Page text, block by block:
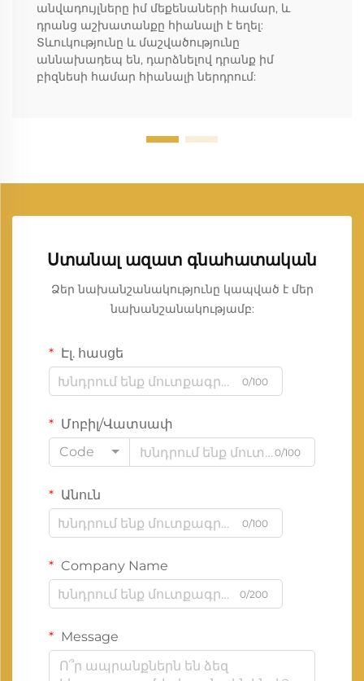
անվադույլները իմ մեքենաների համար, և
դրանց աշխատանքը հիանալի է եղել:
Տևուկությունը և մաշվածությունը
աննախադեպ են, դարձնելով դրանք իմ
բիզնեսի համար հիանալի ներդրում:
Ստանալ ազատ գնահատական
Ձեր նախանշանակությունը կապված է մեր
նախանշանակությամբ:
Էլ. հասցե
0/100
Մոբիլ/Վատսափ
Code
0/100
Անուն
0/100
Company Name
0/200
Message